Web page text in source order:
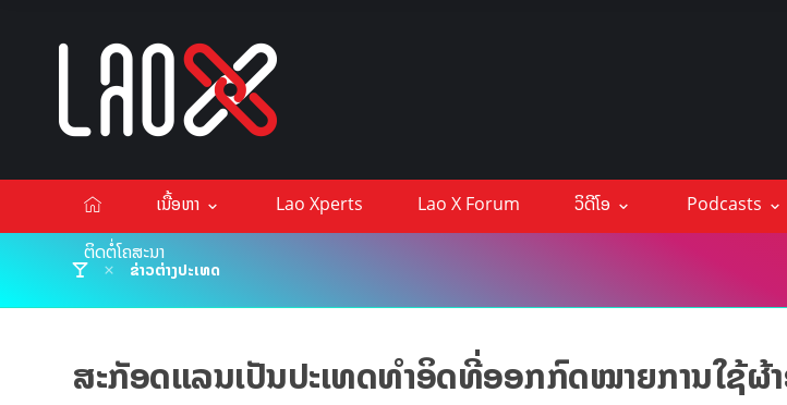
ເນື້ອຫາ Lao Xperts Lao X Forum ວິດີໂອ Podcasts
ຕິດຕໍ່ໂຄສະນາ
ຂ່າວຕ່າງປະເທດ
ສະກັອດແລນເປັນປະເທດທຳອິດທີ່ອອກກົດໝາຍການໃຊ້ຜ້າ